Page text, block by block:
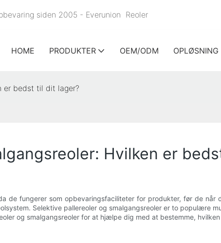
siden 2005 - Everunion Reoler
HOME PRODUKTER OEM/ODM OPLØSNING
er bedst til dit lager?
Hvilken er
de fungerer som opbevaringsfaciliteter for produkter, før de
Selektive pallereoler og smalgangsreoler er to populære
og smalgangsreoler for at hjælpe dig med at bestemme,